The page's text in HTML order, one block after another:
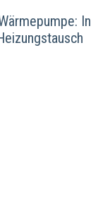
In